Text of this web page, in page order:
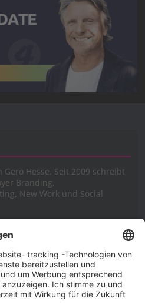
Gero Hesse. Seit 2009 schreibt
Branding,
New Work und Social